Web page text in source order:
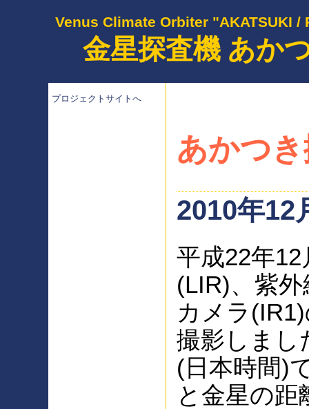
Venus Climate Orbiter "AKATSUKI /
金星探査機 あか
プロジェクトサイトへ
あかつ
2010年12
平成22年
(LIR)、紫
カメラ
撮影しまし
(日本時間)
と金星の